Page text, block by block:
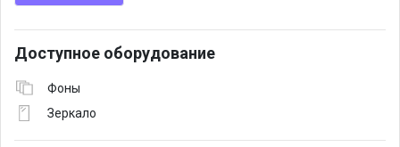
Доступное оборудование
Фоны
Зеркало